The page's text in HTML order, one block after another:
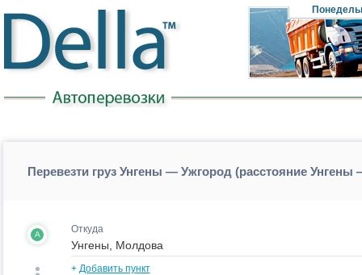
Перевезти груз Унгены — Ужгород (расстояние Унгены
A Откуда
+ Добавить пункт